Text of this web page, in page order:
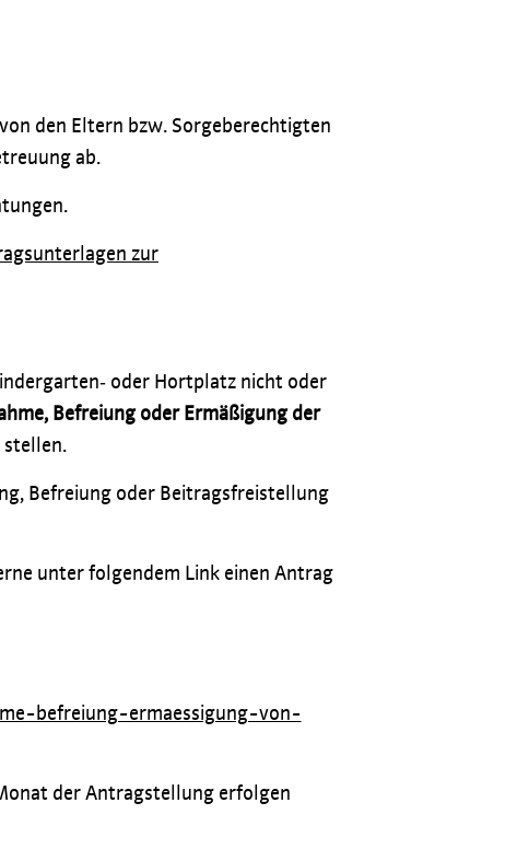
den Eltern bzw. Sorgeberechtigten
ab.
zur
oder Hortplatz nicht oder
Befreiung oder Ermäßigung der
stellen.
Befreiung oder Beitragsfreistellung
unter folgendem Link einen Antrag
befreiung-ermaessigung-von-
der Antragstellung erfolgen